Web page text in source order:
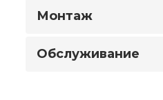
Монтаж
Обслуживание